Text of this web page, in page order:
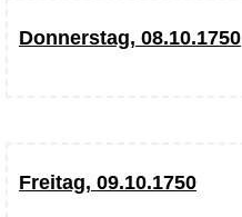
Donnerstag, 08.10.1750
Freitag, 09.10.1750